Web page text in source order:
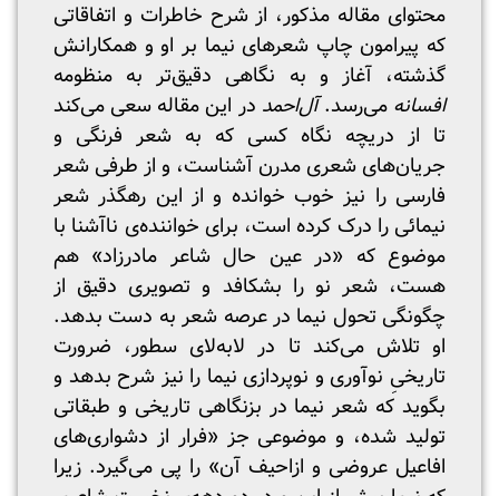
محتوای مقاله مذکور، از شرح خاطرات و اتفاقاتی
که پیرامون چاپ شعرهای نیما بر او و همکارانش
گذشته، آغاز و به نگاهی دقیق‌تر به منظومه
افسانهمی‌رسد.‌آل‌احمد در این مقاله سعی می‌کند
تا از دریچه نگاه کسی که به شعر فرنگی و
جریان‌های شعری مدرن آشناست، و از طرفی شعر
فارسی را نیز خوب خوانده و از این رهگذر شعر
نیمائی را درک کرده است، برای خواننده‌ی ناآشنا با
موضوع که «در عین حال شاعر مادرزاد» هم
هست، شعر نو را بشکافد و تصویری دقیق از
چگونگی تحول نیما در عرصه شعر به دست بدهد.
او تلاش می‌کند تا در لابه‌لای سطور، ضرورت
تاریخیِ نوآوری و نوپردازی نیما را نیز شرح بدهد و
بگوید که شعر نیما در بزنگاهی تاریخی و طبقاتی
تولید شده، و موضوعی جز «فرار از دشواری‌های
افاعیل عروضی و ازاحیف آن» را پی می‌گیرد. زیرا